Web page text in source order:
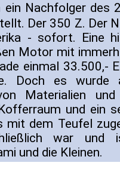
ein Nachfolger des
Der 350 Z. Der
- sofort. Eine
Motor mit
einmal 33.500,-
Doch es wurde
Materialien
und ein
dem Teufel
war und
und die Kleinen.